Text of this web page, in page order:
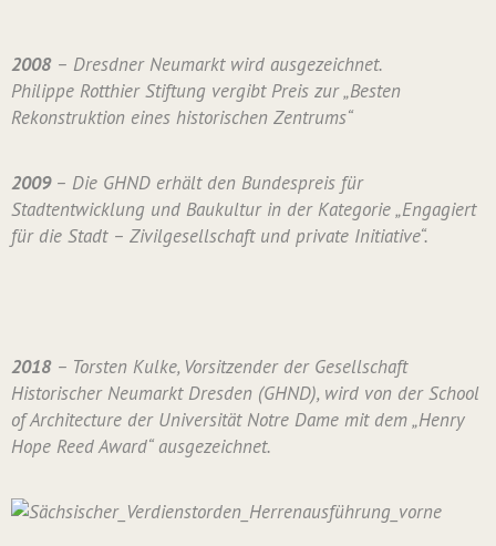
2008– Dresdner Neumarkt wird ausgezeichnet.
Philippe Rotthier Stiftung vergibt Preis zur „Besten
Rekonstruktion eines historischen Zentrums“
2009 – Die GHND erhält den Bundespreis für
Stadtentwicklung und Baukultur in der Kategorie „Engagiert
für die Stadt – Zivilgesellschaft und private Initiative“.
2018– Torsten Kulke, Vorsitzender der Gesellschaft
Historischer Neumarkt Dresden (GHND), wird von der School
of Architecture der Universität Notre Dame mit dem „Henry
Hope Reed Award“ ausgezeichnet.